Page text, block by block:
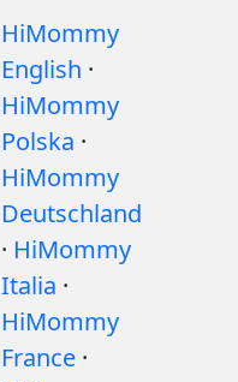
HiMommy
English ·
HiMommy
Polska ·
HiMommy
Deutschland
· HiMommy
Italia ·
HiMommy
France ·